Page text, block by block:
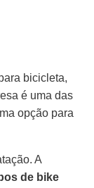
bicicleta,
é uma das
opção para
A
de bike